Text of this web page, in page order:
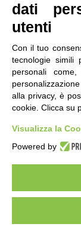
contatti| qualità
IRES
Sociali
Via
P.Iva
© 2018 All Rights
dati
utenti
Con il tuo
tecnologie simili
personali
alla privacy, è
cookie. Clicca su
Visualizza la
Powered by